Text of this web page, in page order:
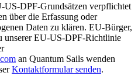
DPF-Grundsätzen verpflichtet
über die Erfassung oder
Daten zu klären. EU-Bürger,
unserer EU-US-DPF-Richtlinie
an Quantum Sails wenden
Kontaktformular senden.